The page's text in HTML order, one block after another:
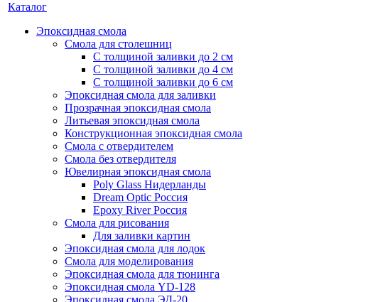
Каталог
Эпоксидная смола
Смола для столешниц
С толщиной заливки до 2 см
С толщиной заливки до 4 см
С толщиной заливки до 6 см
Эпоксидная смола для заливки
Прозрачная эпоксидная смола
Литьевая эпоксидная смола
Конструкционная эпоксидная смола
Смола с отвердителем
Смола без отвердителя
Ювелирная эпоксидная смола
Poly Glass Нидерланды
Dream Optic Россия
Epoxy River Россия
Смола для рисования
Для заливки картин
Эпоксидная смола для лодок
Смола для моделирования
Эпоксидная смола для тюнинга
Эпоксидная смола YD-128
Эпоксидная смола ЭД-20